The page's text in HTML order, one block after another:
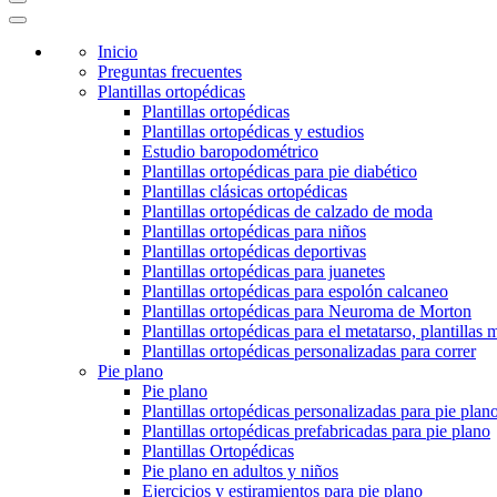
Inicio
Preguntas frecuentes
Plantillas ortopédicas
Plantillas ortopédicas
Plantillas ortopédicas y estudios
Estudio baropodométrico
Plantillas ortopédicas para pie diabético
Plantillas clásicas ortopédicas
Plantillas ortopédicas de calzado de moda
Plantillas ortopédicas para niños
Plantillas ortopédicas deportivas
Plantillas ortopédicas para juanetes
Plantillas ortopédicas para espolón calcaneo
Plantillas ortopédicas para Neuroma de Morton
Plantillas ortopédicas para el metatarso, plantillas
Plantillas ortopédicas personalizadas para correr
Pie plano
Pie plano
Plantillas ortopédicas personalizadas para pie
Plantillas ortopédicas prefabricadas para pie plano
Plantillas Ortopédicas
Pie plano en adultos y niños
Ejercicios y estiramientos para pie plano